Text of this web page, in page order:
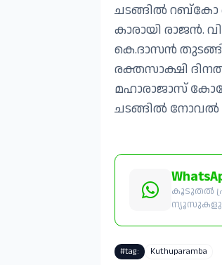
ചടങ്ങിൽ റബ്കോ
കാരായി രാജൻ.
കെ.ദാസൻ
രക്തസാക്ഷി
മഹാരാജാസ്
ചടങ്ങിൽ നോവൽ
കൂടുതൽ
ന്യൂസുകളും
#tag: Kuthuparamba